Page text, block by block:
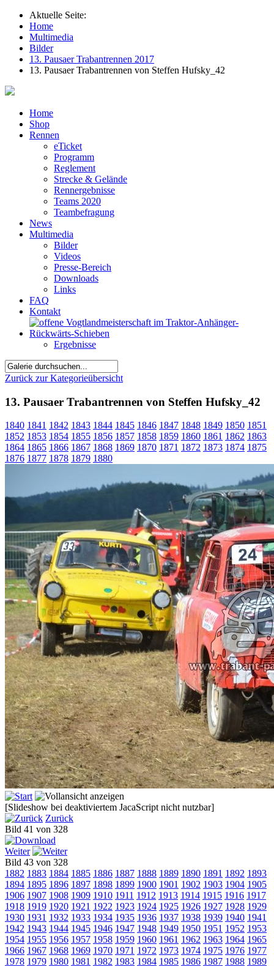
Aktuelle Seite:
Home
Multimedia
Bilder
13. Pausaer Trabantrennen 2017
13. Pausaer Trabantrennen von Steffen Hufsky_42
Home
Shop
Rennen
eTicket
Programm
Reglement
Strecke & Gelände
Rennergebnisse
Teams 2020
Teambefragung
News
Multimedia
Bilder
Videos
Presse-Bereich
Downloads
Links
FAQ
Kontakt
Ergebnisse
Zurück zur Kategorieübersicht
13. Pausaer Trabantrennen von Steffen Hufsky_42
1840 1841 1842 1843 1844 1845 1846 1847 1848 1849 1850 1851
1852 1853 1854 1855 1856 1857 1858 1859 1860 1861 1862 1863
1864 1865 1866 1867 1868 1869 1870 1871 1872 1873 1874 1875
1876 1877 1878 1879 1880
[Slideshow bei deaktiviertem JacaScript nicht nutzbar]
Zurück
Bild 41 von 328
Weiter
Bild 43 von 328
1882 1883 1884 1885 1886 1887 1888 1889 1890 1891 1892 1893
1894 1895 1896 1897 1898 1899 1900 1901 1902 1903 1904 1905
1906 1907 1908 1909 1910 1911 1912 1913 1914 1915 1916 1917
1918 1919 1920 1921 1922 1923 1924 1925 1926 1927 1928 1929
1930 1931 1932 1933 1934 1935 1936 1937 1938 1939 1940 1941
1942 1943 1944 1945 1946 1947 1948 1949 1950 1951 1952 1953
1954 1955 1956 1957 1958 1959 1960 1961 1962 1963 1964 1965
1966 1967 1968 1969 1970 1971 1972 1973 1974 1975 1976 1977
1978 1979 1980 1981 1982 1983 1984 1985 1986 1987 1988 1989